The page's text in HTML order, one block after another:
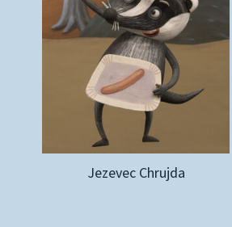
Jezevec Chrujda